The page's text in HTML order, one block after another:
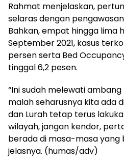
Rahmat menjelaskan,
selaras dengan
Bahkan, empat hingga lima
September 2021, kasus
persen serta Bed
tinggal 6,2 pesen.
“Ini sudah melewati
malah seharusnya kita ada
dan Lurah tetap terus
wilayah, jangan kendor,
berada di masa-masa yang
jelasnya. (humas/adv)